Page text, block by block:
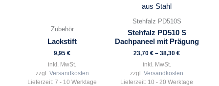
Zubehör
Lackstift
9,95€
inkl. MwSt.
zzgl. Versandkosten
Lieferzeit:7 - 10 Werktage
Varianten
auf.
können
auf
Stehfalz PD510S
Stehfalz PD510 S
Dachpaneel mit Prägung
23,70€ –38,30€
inkl. MwSt.
zzgl.Versandkosten
Lieferzeit: 10 - 20 Werktage
weist
auf.
können
auf